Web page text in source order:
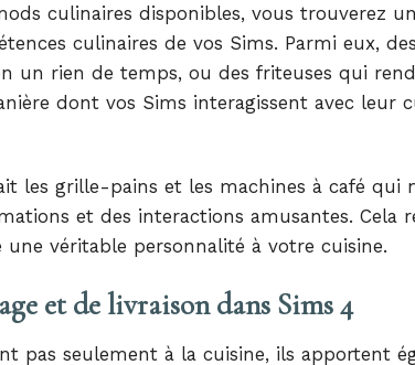
culinaires disponibles, vous trouverez
culinaires de vos Sims. Parmi eux,
un rien de temps, ou des friteuses qui
dont vos Sims interagissent avec leur
les grille-pains et les machines à café qui
et des interactions amusantes. Cela
une véritable personnalité à votre cuisine.
et de livraison dans Sims 4
pas seulement à la cuisine, ils apportent